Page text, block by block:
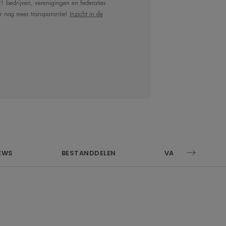
voor de futloze
met Thermaal
hydraterende en
bedrijven, verenigingen en federaties
nog meer transparantie!
Inzicht in de
BESTANDDELEN VAAK GESTELDE